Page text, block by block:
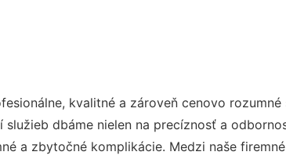
kvalitné a zároveň cenovo
dbáme nielen na precíznosť a
a zbytočné komplikácie. Medzi naše